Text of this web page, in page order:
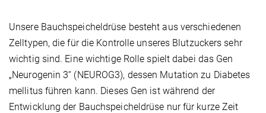
Unsere Bauchspeicheldrüse besteht aus verschiedenen
Zelltypen, die für die Kontrolle unseres Blutzuckers sehr
wichtig sind. Eine wichtige Rolle spielt dabei das Gen
„Neurogenin 3“ (NEUROG3), dessen Mutation zu Diabetes
mellitus führen kann. Dieses Gen ist während der
Entwicklung der Bauchspeicheldrüse nur für kurze Zeit